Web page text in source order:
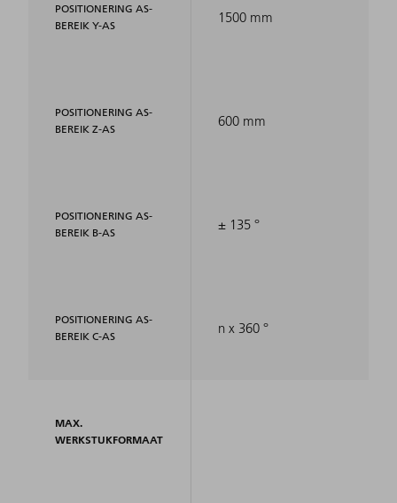
POSITIONERING AS-
BEREIK Y-AS
POSITIONERING AS-
BEREIK Z-AS
POSITIONERING AS-
BEREIK B-AS
POSITIONERING AS-
BEREIK C-AS
MAX.
WERKSTUKFORMAAT
1500 mm
600 mm
± 135 °
n x 360 °